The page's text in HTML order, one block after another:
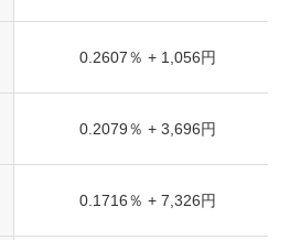
0.2607％ + 1,056円
0.2079％ + 3,696円
0.1716％ + 7,326円